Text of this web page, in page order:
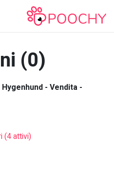
(0)
- Vendita -
(4 attivi)